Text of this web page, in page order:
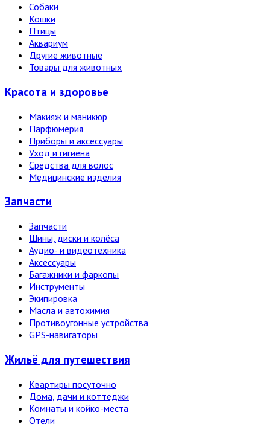
Собаки
Кошки
Птицы
Аквариум
Другие животные
Товары для животных
Красота и здоровье
Макияж и маникюр
Парфюмерия
Приборы и аксессуары
Уход и гигиена
Средства для волос
Медицинские изделия
Запчасти
Запчасти
Шины, диски и колёса
Аудио- и видеотехника
Аксессуары
Багажники и фаркопы
Инструменты
Экипировка
Масла и автохимия
Противоугонные устройства
GPS-навигаторы
Жильё для путешествия
Квартиры посуточно
Дома, дачи и коттеджи
Комнаты и койко-места
Отели